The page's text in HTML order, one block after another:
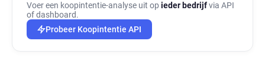
Voer een koopintentie-analyse uit op ieder bedrijfvia API
of dashboard.
Probeer Koopintentie API